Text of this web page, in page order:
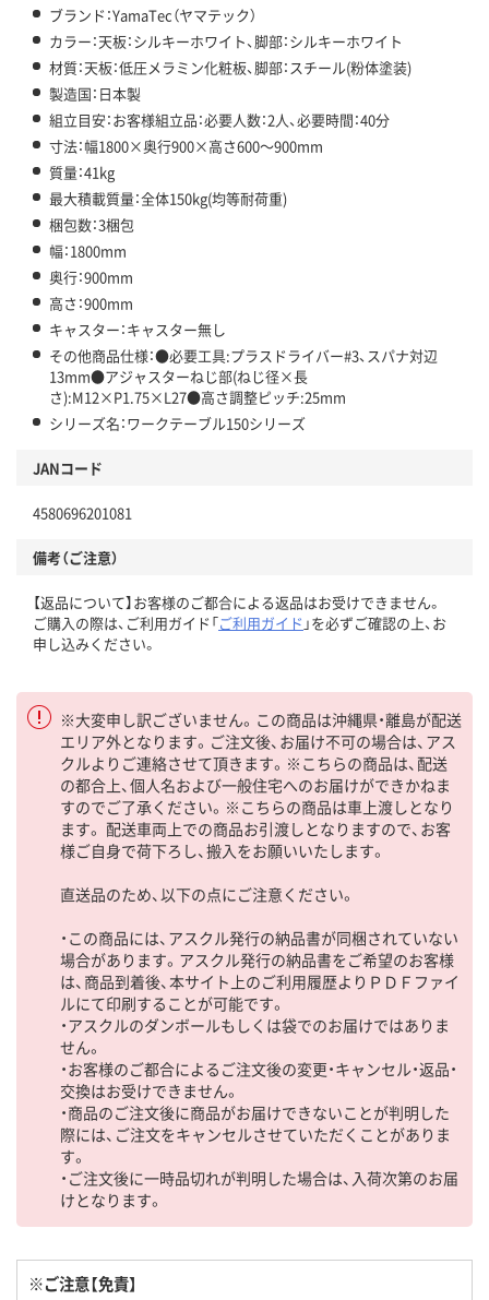
ブランド：YamaTec（ヤマテック）
カラー：天板：シルキーホワイト、脚部：シルキーホワイト
材質：天板：低圧メラミン化粧板、脚部：スチール(粉体塗装)
製造国：日本製
組立目安：お客様組立品：必要人数：2人、必要時間：40分
寸法：幅1800×奥行900×高さ600～900mm
質量：41kg
最大積載質量：全体150kg(均等耐荷重)
梱包数：3梱包
幅：1800mm
奥行：900mm
高さ：900mm
キャスター：キャスター無し
その他商品仕様：●必要工具:プラスドライバー#3、スパナ対辺
13mm●アジャスターねじ部(ねじ径×長
さ):M12×P1.75×L27●高さ調整ピッチ:25mm
シリーズ名：ワークテーブル150シリーズ
JANコード
4580696201081
備考（ご注意）
【返品について】お客様のご都合による返品はお受けできません。
ご購入の際は、ご利用ガイド「ご利用ガイド 」を必ずご確認の上、お
申し込みください。
※大変申し訳ございません。この商品は沖縄県・離島が配送
エリア外となります。ご注文後、お届け不可の場合は、アス
クルよりご連絡させて頂きます。※こちらの商品は、配送
の都合上、個人名および一般住宅へのお届けができかねま
すのでご了承ください。※こちらの商品は車上渡しとなり
ます。 配送車両上での商品お引渡しとなりますので、お客
様ご自身で荷下ろし、搬入をお願いいたします。
直送品のため、以下の点にご注意ください。
・この商品には、アスクル発行の納品書が同梱されていない
場合があります。アスクル発行の納品書をご希望のお客様
は、商品到着後、本サイト上のご利用履歴よりＰＤＦファイ
ルにて印刷することが可能です。
・アスクルのダンボールもしくは袋でのお届けではありま
せん。
・お客様のご都合によるご注文後の変更・キャンセル・返品・
交換はお受けできません。
・商品のご注文後に商品がお届けできないことが判明した
際には、ご注文をキャンセルさせていただくことがありま
す。
・ご注文後に一時品切れが判明した場合は、入荷次第のお届
けとなります。
※ご注意【免責】